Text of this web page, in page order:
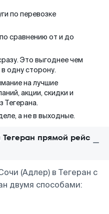
по перевозке
сравнению от и до
Это выгоднее чем
одну сторону.
на лучшие
акции, скидки и
Тегерана.
а не в выходные.
прямой рейс
(Адлер) в Тегеран с
двумя способами: